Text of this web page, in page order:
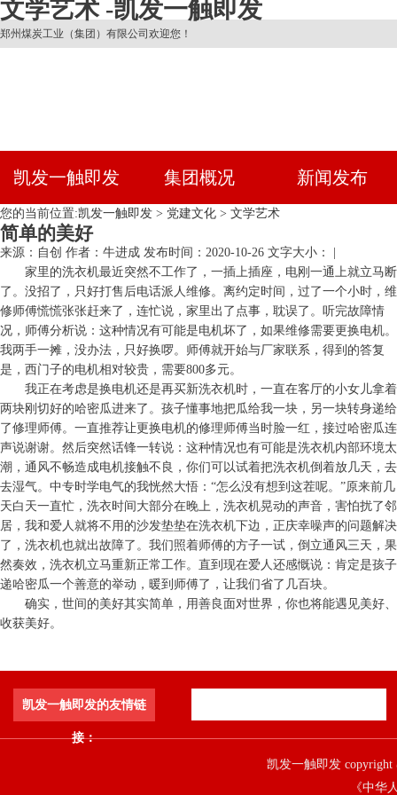
文学艺术 -凯发一触即发
郑州煤炭工业（集团）有限公司欢迎您！
凯发一触即发 集团概况 新闻发布
您的当前位置:凯发一触即发 > 党建文化 > 文学艺术
简单的美好
来源：自创 作者：牛进成 发布时间：2020-10-26 文字大小： |
家里的洗衣机最近突然不工作了，一插上插座，电刚一通上就立马断
了。没招了，只好打售后电话派人维修。离约定时间，过了一个小时，维
修师傅慌慌张张赶来了，连忙说，家里出了点事，耽误了。听完故障情
况，师傅分析说：这种情况有可能是电机坏了，如果维修需要更换电机。
我两手一摊，没办法，只好换啰。师傅就开始与厂家联系，得到的答复
是，西门子的电机相对较贵，需要800多元。
我正在考虑是换电机还是再买新洗衣机时，一直在客厅的小女儿拿着
两块刚切好的哈密瓜进来了。孩子懂事地把瓜给我一块，另一块转身递给
了修理师傅。一直推荐让更换电机的修理师傅当时脸一红，接过哈密瓜连
声说谢谢。然后突然话锋一转说：这种情况也有可能是洗衣机内部环境太
潮，通风不畅造成电机接触不良，你们可以试着把洗衣机倒着放几天，去
去湿气。中专时学电气的我恍然大悟：“怎么没有想到这茬呢。”原来前几
天白天一直忙，洗衣时间大部分在晚上，洗衣机晃动的声音，害怕扰了邻
居，我和爱人就将不用的沙发垫垫在洗衣机下边，正庆幸噪声的问题解决
了，洗衣机也就出故障了。我们照着师傅的方子一试，倒立通风三天，果
然奏效，洗衣机立马重新正常工作。直到现在爱人还感慨说：肯定是孩子
递哈密瓜一个善意的举动，暖到师傅了，让我们省了几百块。
确实，世间的美好其实简单，用善良面对世界，你也将能遇见美好、
收获美好。
凯发一触即发的友情链
接：
凯发一触即发
《中华